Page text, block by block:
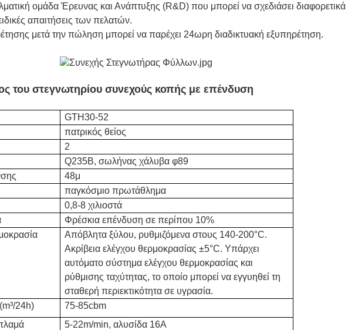
ομάδα Έρευνας και Ανάπτυξης (R&D) που μπορεί να σχεδιάσει διαφορετικά
απαιτήσεις των πελατών.
μετά την πώληση μπορεί να παρέχει 24ωρη διαδικτυακή εξυπηρέτηση.
του στεγνωτηρίου συνεχούς κοπής με επένδυση
GTH30-52
πατρικός θείος
2
Q235B, σωλήνας χάλυβα φ89
48μ
παγκόσμιο πρωτάθλημα
0,8-8 χιλιοστά
Φρέσκια επένδυση σε περίπου 10%
Απόβλητα ξύλου, ρυθμιζόμενα στους 140-200°C.
Ακρίβεια ελέγχου θερμοκρασίας ±5°C. Υπάρχει
αυτόματο σύστημα ελέγχου θερμοκρασίας και
ρύθμισης ταχύτητας, το οποίο μπορεί να εγγυηθεί τη
σταθερή περιεκτικότητα σε υγρασία.
24h)
75-85cbm
5-22m/min, αλυσίδα 16A